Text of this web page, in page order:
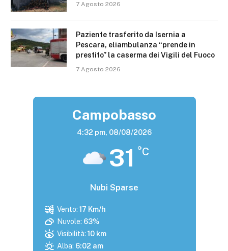
7 Agosto 2026
Paziente trasferito da Isernia a
Pescara, eliambulanza “prende in
prestito” la caserma dei Vigili del Fuoco
7 Agosto 2026
Campobasso
4:32 pm, 08/08/2026
31 °C
Nubi Sparse
Vento: 17 Km/h
Nuvole: 63%
Visibilità: 10 km
Alba: 6:02 am